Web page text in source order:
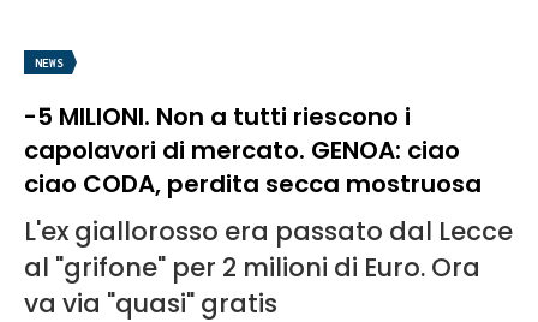
NEWS
-5 MILIONI. Non a tutti riescono i
capolavori di mercato. GENOA: ciao
ciao CODA, perdita secca mostruosa
L'ex giallorosso era passato dal Lecce
al "grifone" per 2 milioni di Euro. Ora
va via "quasi" gratis